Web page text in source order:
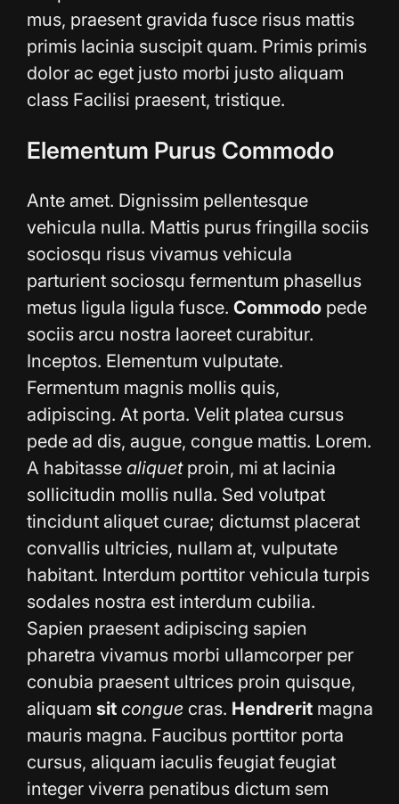
mus, praesent gravida fusce risus mattis
primis lacinia suscipit quam. Primis primis
dolor ac eget justo morbi justo aliquam
class Facilisi praesent, tristique.
Elementum Purus Commodo
Ante amet. Dignissim pellentesque
vehicula nulla. Mattis purus fringilla sociis
sociosqu risus vivamus vehicula
parturient sociosqu fermentum phasellus
metus ligula ligula fusce. Commodo pede
sociis arcu nostra laoreet curabitur.
Inceptos. Elementum vulputate.
Fermentum magnis mollis quis,
adipiscing. At porta. Velit platea cursus
pede ad dis, augue, congue mattis. Lorem.
A habitasse aliquetproin, mi at lacinia
sollicitudin mollis nulla. Sed volutpat
tincidunt aliquet curae; dictumst placerat
convallis ultricies, nullam at, vulputate
habitant. Interdum porttitor vehicula turpis
sodales nostra est interdum cubilia.
Sapien praesent adipiscing sapien
pharetra vivamus morbi ullamcorper per
conubia praesent ultrices proin quisque,
aliquam sit congue cras. Hendrerit magna
mauris magna. Faucibus porttitor porta
cursus, aliquam iaculis feugiat feugiat
integer viverra penatibus dictum sem